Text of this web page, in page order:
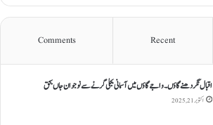
Recent
Comments
اقبال نگر دھنےگاؤں۔ واجےگاؤں میں آسمانی بجلی گرنے سے نوجوان جاں بحق
اکتوبر 21, 2025